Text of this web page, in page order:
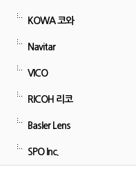
KOWA 코와
Navitar
VICO
RICOH 리코
Basler Lens
SPO Inc.